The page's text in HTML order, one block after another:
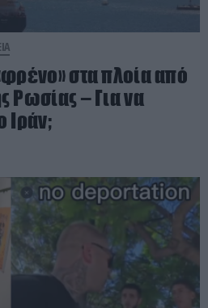
στα πλοία από
Ρωσίας – Για να
Ιράν;